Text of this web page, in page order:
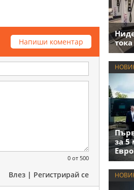
Напиши коментар
0 от 500
Влез | Регистрирай се
за 5